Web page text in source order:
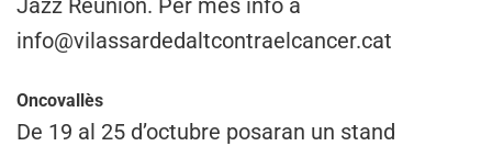
info@vilassardedaltcontraelcancer.cat
Oncovallès
De 19 al 25 d’octubre posaran un stand